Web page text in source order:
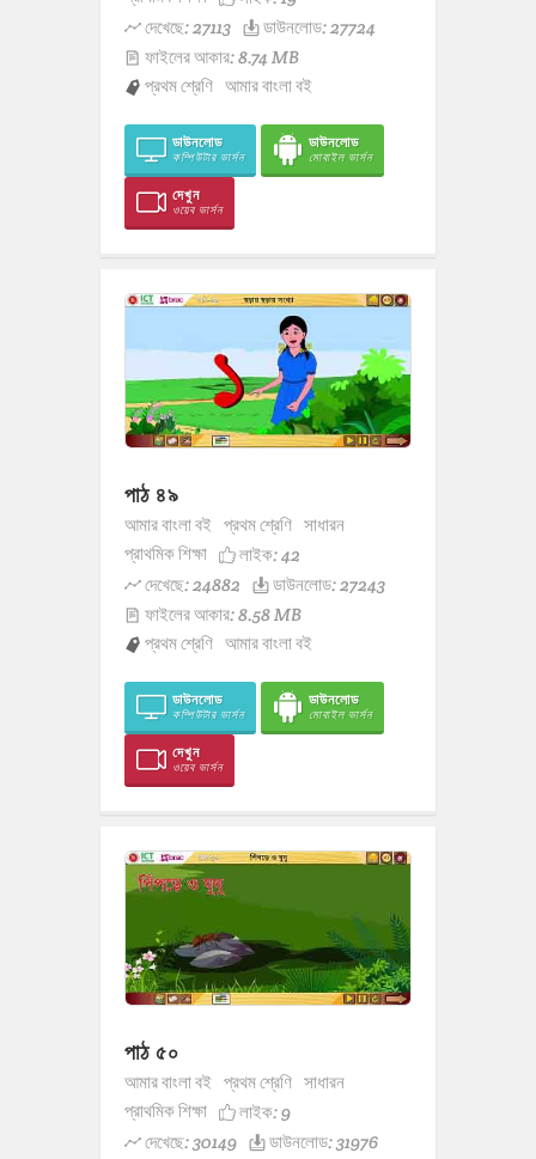
দেখেছে: 27113
ডাউনলোড: 27724
ফাইলের আকার: 8.74 MB
প্রথম শ্রেণি আমার বাংলা বই
ডাউনলোড
কম্পিউটার ভার্সন
ডাউনলোড
মোবাইল ভার্সন
দেখুন
ওয়েব ভার্সন
পাঠ ৪৯
আমার বাংলা বই প্রথম শ্রেণি সাধারন
প্রাথমিক শিক্ষা
লাইক:42
দেখেছে: 24882
ডাউনলোড: 27243
ফাইলের আকার: 8.58 MB
প্রথম শ্রেণি আমার বাংলা বই
ডাউনলোড
কম্পিউটার ভার্সন
ডাউনলোড
মোবাইল ভার্সন
দেখুন
ওয়েব ভার্সন
পাঠ ৫০
আমার বাংলা বই প্রথম শ্রেণি সাধারন
প্রাথমিক শিক্ষা
লাইক:9
দেখেছে: 30149
ডাউনলোড: 31976